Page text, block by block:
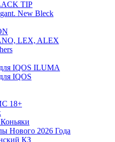
TIP
New Bleck
LEX, ALEX
IQOS ILUMA
IQOS
18+
Нового 2026 Года
КЗ